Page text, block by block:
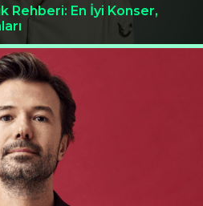
Rehberi: En İyi Konser,